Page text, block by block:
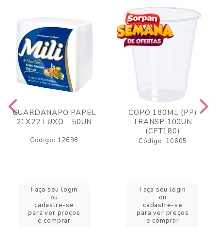
GUARDANAPO PAPEL
21X22 LUXO - 50UN
Código: 12698
Faça seu login
ou
cadastre-se
para ver preços
e comprar
COPO 180ML (PP)
TRANSP 100UN
(CFT180)
Código: 10605
Faça seu login
ou
cadastre-se
para ver preços
e comprar